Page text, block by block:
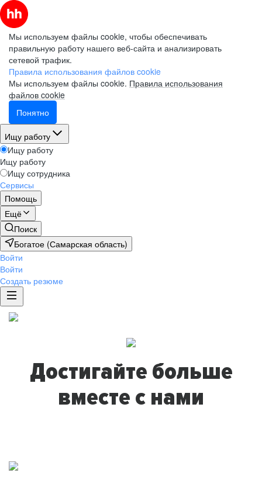
Мы используем файлы cookie, чтобы обеспечивать
правильную работу нашего веб-сайта и анализировать
сетевой трафик.
Правила использования файлов cookie
Мы используем файлы cookie. Правила использования
файлов cookie
Понятно
Ищу работу
Ищу работу
Ищу работу
Ищу сотрудника
Сервисы
Помощь
Ещё
Поиск
Богатое (Самарская область)
Войти
Войти
Создать резюме
Достигайте больше
вместе с нами